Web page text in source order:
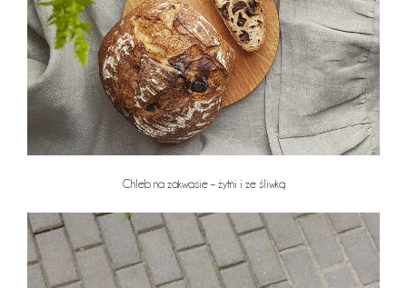
Chleb na zakwasie – żytni i ze śliwką